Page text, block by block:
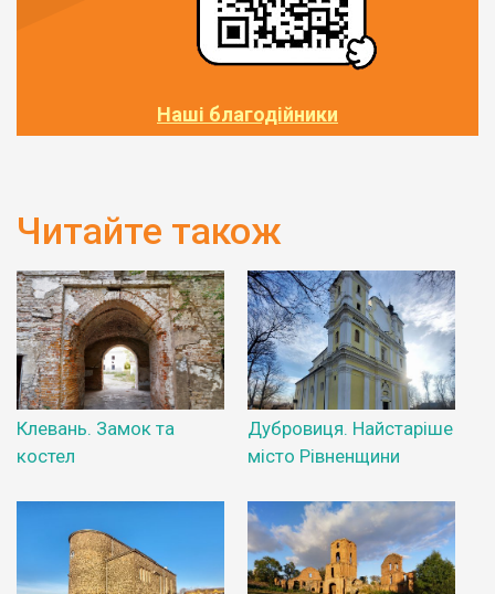
Наші благодійники
Читайте також
Клевань. Замок та
костел
Дубровиця. Найстаріше
місто Рівненщини